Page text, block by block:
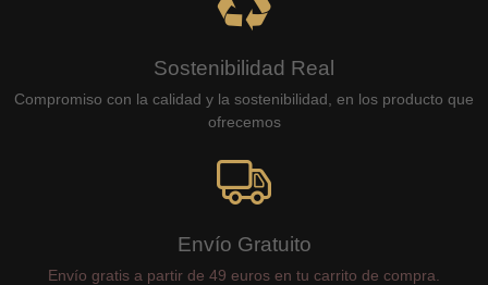
Sostenibilidad Real
Compromiso con la calidad y la sostenibilidad, en los producto que
ofrecemos
Envío Gratuito
Envío gratis a partir de 49 euros en tu carrito de compra.